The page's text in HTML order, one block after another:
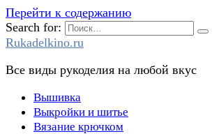
Перейти к содержанию
Search for:
Rukadelkino.ru
Все виды рукоделия на любой вкус
Вышивка
Выкройки и шитье
Вязание крючком